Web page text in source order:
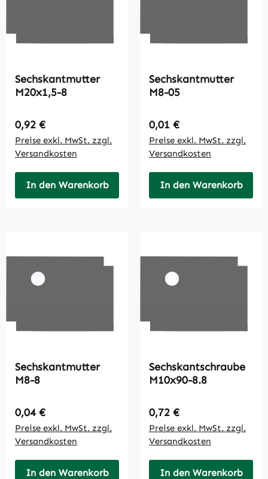
Sechskantmutter
M20x1,5-8
Regulärer Preis:
0,92 €
Preise exkl. MwSt. zzgl.
Versandkosten
In den Warenkorb
Sechskantmutter
M8-05
Regulärer Preis:
0,01 €
Preise exkl. MwSt. zzgl.
Versandkosten
In den Warenkorb
Sechskantmutter
M8-8
Regulärer Preis:
0,04 €
Preise exkl. MwSt. zzgl.
Versandkosten
In den Warenkorb
Sechskantschraube
M10x90-8.8
Regulärer Preis:
0,72 €
Preise exkl. MwSt. zzgl.
Versandkosten
In den Warenkorb